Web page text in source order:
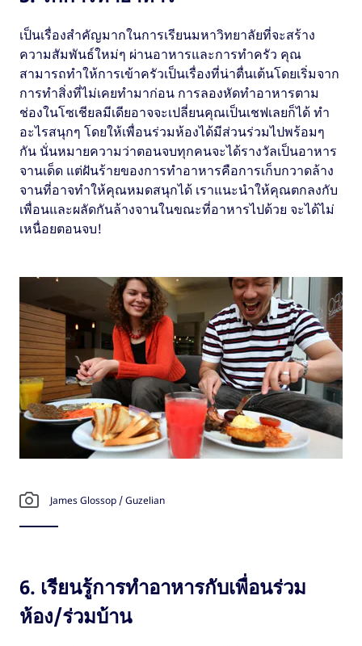
เป็นเรื่องสำคัญมากในการเรียนมหาวิทยาลัยที่จะสร้าง
ความสัมพันธ์ใหม่ๆ ผ่านอาหารและการทำครัว คุณ
สามารถทำให้การเข้าครัวเป็นเรื่องที่น่าตื่นเต้นโดยเริ่มจาก
การทำสิ่งที่ไม่เคยทำมาก่อน การลองหัดทำอาหารตาม
ช่องในโซเชียลมีเดียอาจจะเปลี่ยนคุณเป็นเชฟเลยก็ได้ ทำ
อะไรสนุกๆ โดยให้เพื่อนร่วมห้องได้มีส่วนร่วมไปพร้อมๆ
กัน นั่นหมายความว่าตอนจบทุกคนจะได้รางวัลเป็นอาหาร
จานเด็ด แต่ฝันร้ายของการทำอาหารคือการเก็บกวาดล้าง
จานที่อาจทำให้คุณหมดสนุกได้ เราแนะนำให้คุณตกลงกับ
เพื่อนและผลัดกันล้างจานในขณะที่อาหารไปด้วย จะได้ไม่
เหนื่อยตอนจบ!
James Glossop / Guzelian
6. เรียนรู้การทำอาหารกับเพื่อนร่วม
ห้อง/ร่วมบ้าน